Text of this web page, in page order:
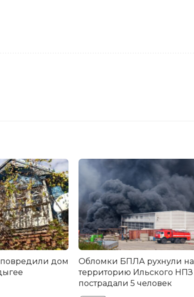
дом
Обломки БПЛА рухнули на
территорию Ильского НПЗ —
пострадали 5 человек